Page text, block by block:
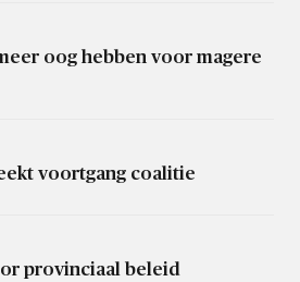
oog hebben voor magere
voortgang coalitie
provinciaal beleid